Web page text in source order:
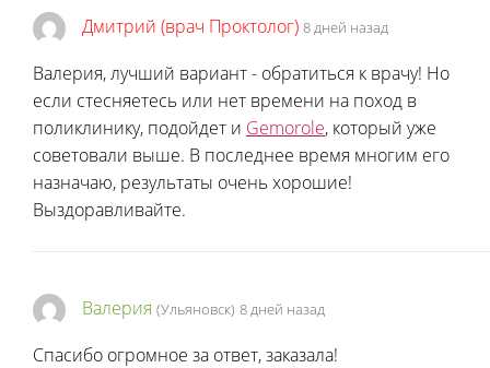
Дмитрий (врач Проктолог) 8 дней назад
Валерия, лучший вариант - обратиться к врачу! Но
если стесняетесь или нет времени на поход в
поликлинику, подойдет и Gemorole, который уже
советовали выше. В последнее время многим его
назначаю, результаты очень хорошие!
Выздоравливайте.
Валерия (Ульяновск) 8 дней назад
Спасибо огромное за ответ, заказала!